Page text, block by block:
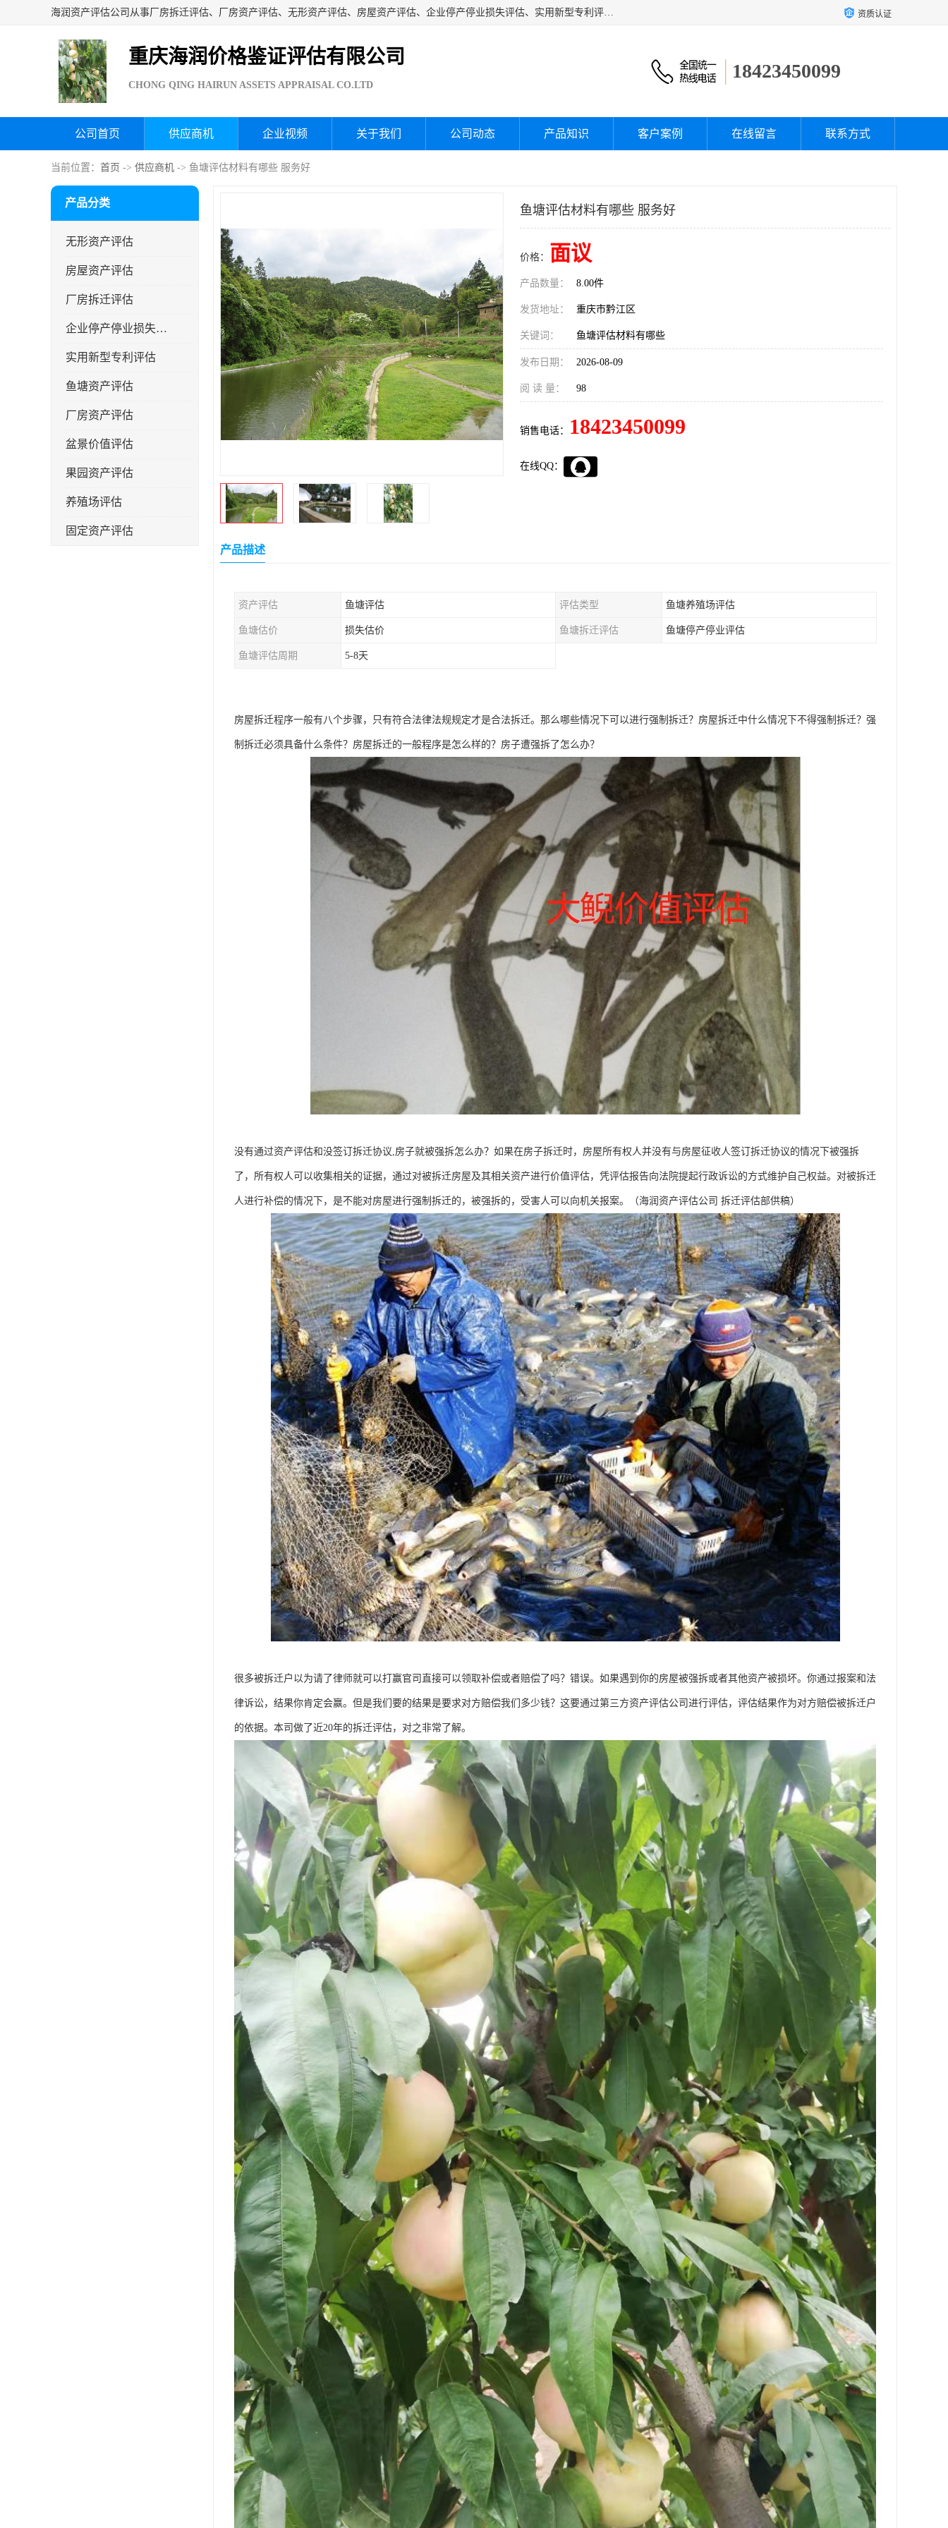
海润资产评估公司从事厂房拆迁评估、厂房资产评估、无形资产评估、房屋资产评估、企业停产停业损失评估、实用新型专利评估、果园资产评估、盆景价值评估、鱼塘资产评估等资产评估；从成立至今我司已经服务了全国几千家公司企业和事业单位，我们有着丰富的房屋、厂房、园林、企业拆迁等评估经验。 资质认证
重庆海润价格鉴证评估有限公司
CHONG QING HAIRUN ASSETS APPRAISAL CO.LTD
18423450099
公司首页 供应商机 企业视频 关于我们 公司动态 产品知识 客户案例 在线留言 联系方式
当前位置： 首页 -> 供应商机 -> 鱼塘评估材料有哪些 服务好
产品分类
无形资产评估
房屋资产评估
厂房拆迁评估
企业停产停业损失评估
实用新型专利评估
鱼塘资产评估
厂房资产评估
盆景价值评估
果园资产评估
养殖场评估
固定资产评估
鱼塘评估材料有哪些 服务好
价格： 面议
产品数量： 8.00件
发货地址： 重庆市黔江区
关键词： 鱼塘评估材料有哪些
发布日期： 2026-08-09
阅 读 量： 98
销售电话： 18423450099
在线QQ：
产品描述
资产评估 鱼塘评估 评估类型 鱼塘养殖场评估
鱼塘估价 损失估价 鱼塘拆迁评估 鱼塘停产停业评估
鱼塘评估周期 5-8天
房屋拆迁程序一般有八个步骤，只有符合法律法规规定才是合法拆迁。那么哪些情况下可以进行强制拆迁？房屋拆迁中什么情况下不得强制拆迁？强
制拆迁必须具备什么条件？房屋拆迁的一般程序是怎么样的？房子遭强拆了怎么办？
没有通过资产评估和没签订拆迁协议,房子就被强拆怎么办？如果在房子拆迁时，房屋所有权人并没有与房屋征收人签订拆迁协议的情况下被强拆
了，所有权人可以收集相关的证据，通过对被拆迁房屋及其相关资产进行价值评估，凭评估报告向法院提起行政诉讼的方式维护自己权益。对被拆迁
人进行补偿的情况下，是不能对房屋进行强制拆迁的，被强拆的，受害人可以向机关报案。（海润资产评估公司 拆迁评估部供稿）
很多被拆迁户以为请了律师就可以打赢官司直接可以领取补偿或者赔偿了吗？错误。如果遇到你的房屋被强拆或者其他资产被损坏。你通过报案和法
律诉讼，结果你肯定会赢。但是我们要的结果是要求对方赔偿我们多少钱？这要通过第三方资产评估公司进行评估，评估结果作为对方赔偿被拆迁户
的依据。本司做了近20年的拆迁评估，对之非常了解。